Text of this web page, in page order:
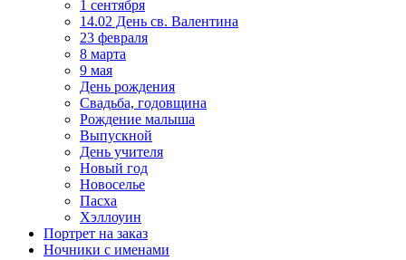
1 сентября
14.02 День св. Валентина
23 февраля
8 марта
9 мая
День рождения
Свадьба, годовщина
Рождение малыша
Выпускной
День учителя
Новый год
Новоселье
Пасха
Хэллоуин
Портрет на заказ
Ночники с именами